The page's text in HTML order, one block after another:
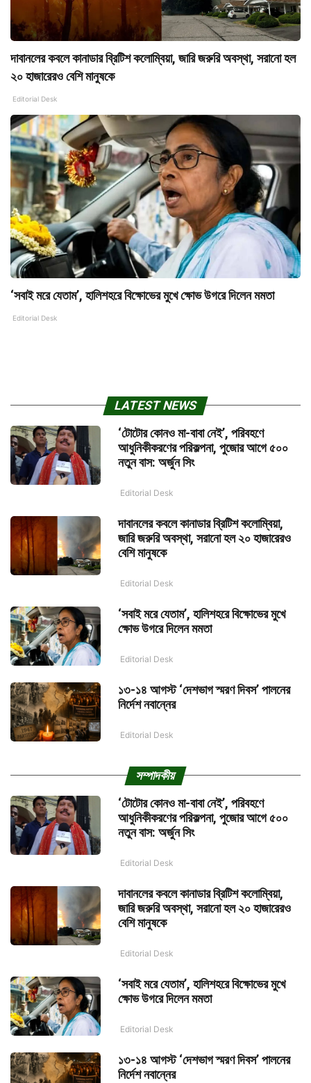
দাবানলের কবলে কানাডার ব্রিটিশ কলোম্বিয়া, জারি জরুরি অবস্থা, সরানো হল
২০ হাজারেরও বেশি মানুষকে
Editorial Desk
‘সবাই মরে যেতাম’, হালিশহরে বিক্ষোভের মুখে ক্ষোভ উগরে দিলেন মমতা
Editorial Desk
LATEST NEWS
‘টোটোর কোনও মা-বাবা নেই’, পরিবহণে
আধুনিকীকরণের পরিকল্পনা, পুজোর আগে ৫০০
নতুন বাস: অর্জুন সিং
Editorial Desk
দাবানলের কবলে কানাডার ব্রিটিশ কলোম্বিয়া,
জারি জরুরি অবস্থা, সরানো হল ২০ হাজারেরও
বেশি মানুষকে
Editorial Desk
‘সবাই মরে যেতাম’, হালিশহরে বিক্ষোভের মুখে
ক্ষোভ উগরে দিলেন মমতা
Editorial Desk
১৩-১৪ আগস্ট ‘দেশভাগ স্মরণ দিবস’ পালনের
নির্দেশ নবান্নের
Editorial Desk
সম্পাদকীয়
‘টোটোর কোনও মা-বাবা নেই’, পরিবহণে
আধুনিকীকরণের পরিকল্পনা, পুজোর আগে ৫০০
নতুন বাস: অর্জুন সিং
Editorial Desk
দাবানলের কবলে কানাডার ব্রিটিশ কলোম্বিয়া,
জারি জরুরি অবস্থা, সরানো হল ২০ হাজারেরও
বেশি মানুষকে
Editorial Desk
‘সবাই মরে যেতাম’, হালিশহরে বিক্ষোভের মুখে
ক্ষোভ উগরে দিলেন মমতা
Editorial Desk
১৩-১৪ আগস্ট ‘দেশভাগ স্মরণ দিবস’ পালনের
নির্দেশ নবান্নের